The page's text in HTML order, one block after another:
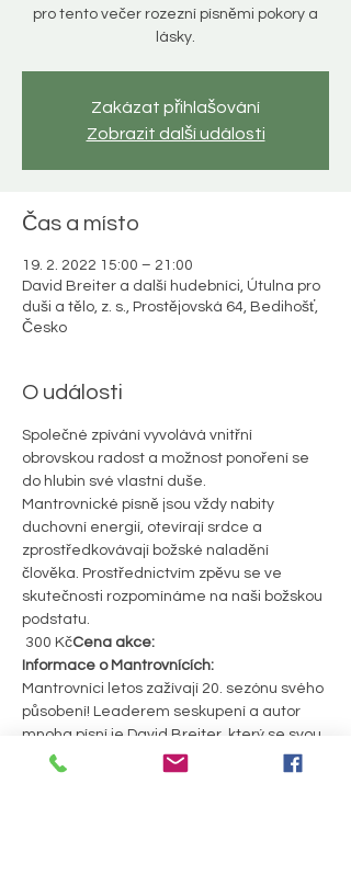
pro tento večer rozezní písněmi pokory a
lásky.
Zakázat přihlašování
Zobrazit další události
Čas a místo
19. 2. 2022 15:00 – 21:00
David Breiter a další hudebníci, Útulna pro
duši a tělo, z. s., Prostějovská 64, Bedihošť,
Česko
O události
Společné zpívání vyvolává vnitřní
obrovskou radost a možnost ponoření se
do hlubin své vlastní duše.
Mantrovnické písně jsou vždy nabity
duchovní energií, otevírají srdce a
zprostředkovávají božské naladění
člověka. Prostřednictvím zpěvu se ve
skutečnosti rozpomínáme na naši božskou
podstatu.
300 KčCena akce:
Informace o Mantrovnících:
Mantrovníci letos zažívají 20. sezónu svého
působení! Leaderem seskupení a autor
mnoha písní je David Breiter, který se svou
rodinou žije v Chrudimi. Okolo sebe